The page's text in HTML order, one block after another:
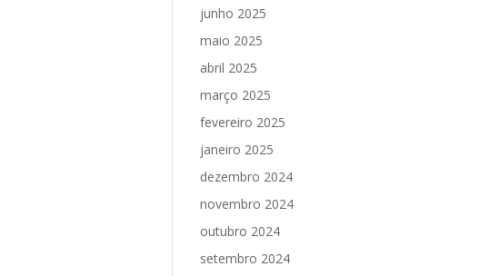
junho 2025
maio 2025
abril 2025
março 2025
fevereiro 2025
janeiro 2025
dezembro 2024
novembro 2024
outubro 2024
setembro 2024